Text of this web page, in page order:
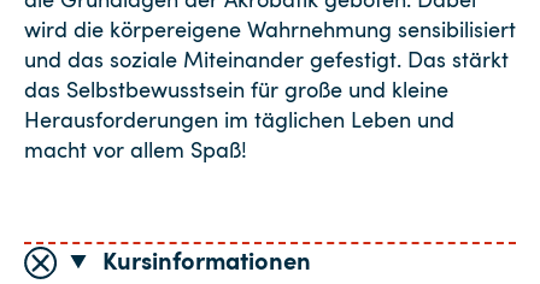
wird die körpereigene Wahrnehmung sensibilisiert
und das soziale Miteinander gefestigt. Das stärkt
das Selbstbewusstsein für große und kleine
Herausforderungen im täglichen Leben und
macht vor allem Spaß!
Kursinformationen